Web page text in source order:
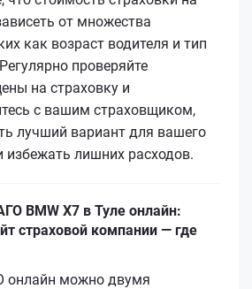
от множества
как возраст водителя и тип
проверяйте
на страховку и
с вашим страховщиком,
лучший вариант для вашего
избежать лишних расходов.
BMW X7 в Туле онлайн:
страховой компании — где
онлайн можно двумя